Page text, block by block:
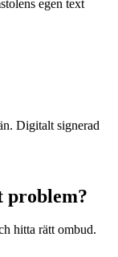
egen text
Digitalt signerad
problem?
hitta rätt ombud.